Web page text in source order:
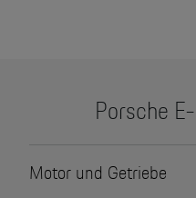
Porsche
Motor und Getriebe